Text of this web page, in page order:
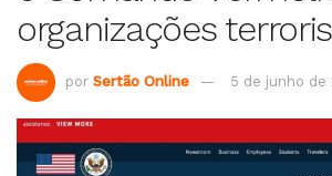
organizações
por Sertão Online 5 de junho de